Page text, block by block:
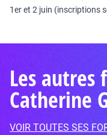
1er et 2 juin (inscriptions
Les
Catherine
VOIR TOUTES SES